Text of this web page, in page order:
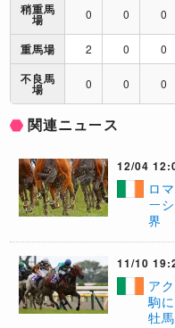
稍重馬
場 0 0 0
重馬場 2 0 0
不良馬
場 0 0 0
関連ニュース
12/04
ロ
ー
界
11/10
ア
駒
牡